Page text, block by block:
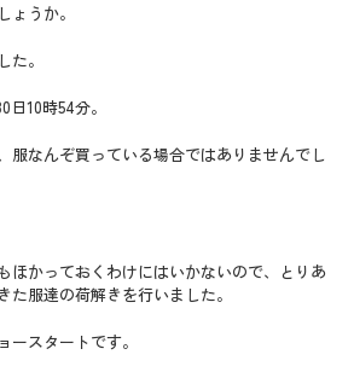
ょうか。
。
10時54分。
服なんぞ買っている場合ではありませんでし
ほかっておくわけにはいかないので、とりあ
た服達の荷解きを行いました。
ースタートです。